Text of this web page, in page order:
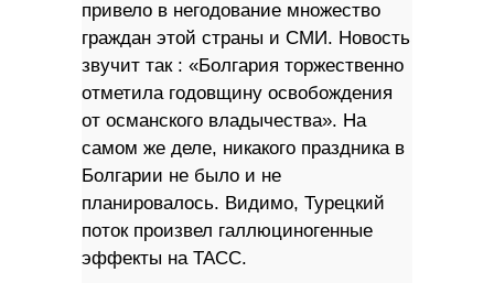
привело в негодование множество
граждан этой страны и СМИ. Новость
звучит так : «Болгария торжественно
отметила годовщину освобождения
от османского владычества». На
самом же деле, никакого праздника в
Болгарии не было и не
планировалось. Видимо, Турецкий
поток произвел галлюциногенные
эффекты на ТАСС.